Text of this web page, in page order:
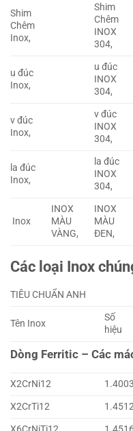
Shim
Chêm
Inox,
Shim
Chêm
INOX
304,
u đúc
Inox,
u đúc
INOX
304,
v đúc
Inox,
v đúc
INOX
304,
la đúc
Inox,
la đúc
INOX
304,
Inox
INOX
MÀU
VÀNG,
INOX
MÀU
ĐEN,
Các loại Inox
TIÊU CHUẨN ANH
Tên Inox
Số
hiệu
Dòng Ferritic – Các
X2CrNi12 1.4003
X2CrTi12